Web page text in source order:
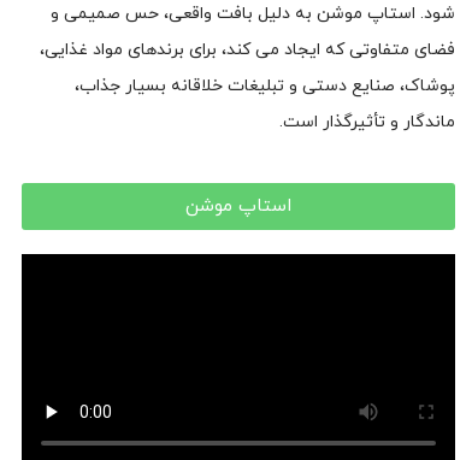
شود. استاپ موشن به دلیل بافت واقعی، حس صمیمی و
فضای متفاوتی که ایجاد می کند، برای برندهای مواد غذایی،
پوشاک، صنایع دستی و تبلیغات خلاقانه بسیار جذاب،
ماندگار و تأثیرگذار است.
استاپ موشن